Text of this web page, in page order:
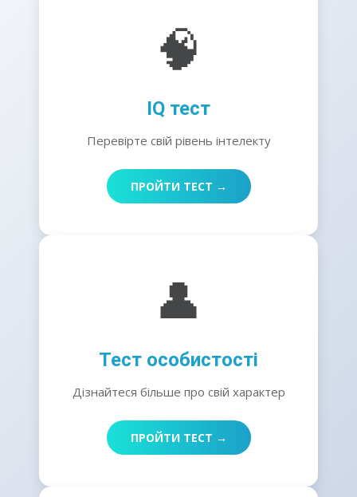
🧠
IQ тест
Перевірте свій рівень інтелекту
ПРОЙТИ ТЕСТ →
👤
Тест особистості
Дізнайтеся більше про свій характер
ПРОЙТИ ТЕСТ →